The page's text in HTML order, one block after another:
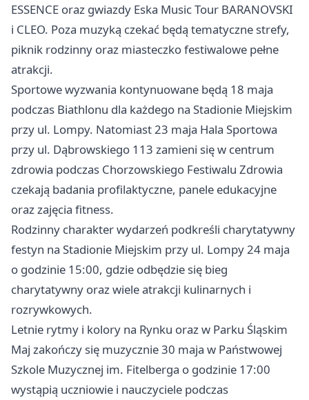
ESSENCE oraz gwiazdy Eska Music Tour BARANOVSKI
i CLEO. Poza muzyką czekać będą tematyczne strefy,
piknik rodzinny oraz miasteczko festiwalowe pełne
atrakcji.
Sportowe wyzwania kontynuowane będą 18 maja
podczas Biathlonu dla każdego na Stadionie Miejskim
przy ul. Lompy. Natomiast 23 maja Hala Sportowa
przy ul. Dąbrowskiego 113 zamieni się w centrum
zdrowia podczas Chorzowskiego Festiwalu Zdrowia
czekają badania profilaktyczne, panele edukacyjne
oraz zajęcia fitness.
Rodzinny charakter wydarzeń podkreśli charytatywny
festyn na Stadionie Miejskim przy ul. Lompy 24 maja
o godzinie 15:00, gdzie odbędzie się bieg
charytatywny oraz wiele atrakcji kulinarnych i
rozrywkowych.
Letnie rytmy i kolory na Rynku oraz w Parku Śląskim
Maj zakończy się muzycznie 30 maja w Państwowej
Szkole Muzycznej im. Fitelberga o godzinie 17:00
wystąpią uczniowie i nauczyciele podczas